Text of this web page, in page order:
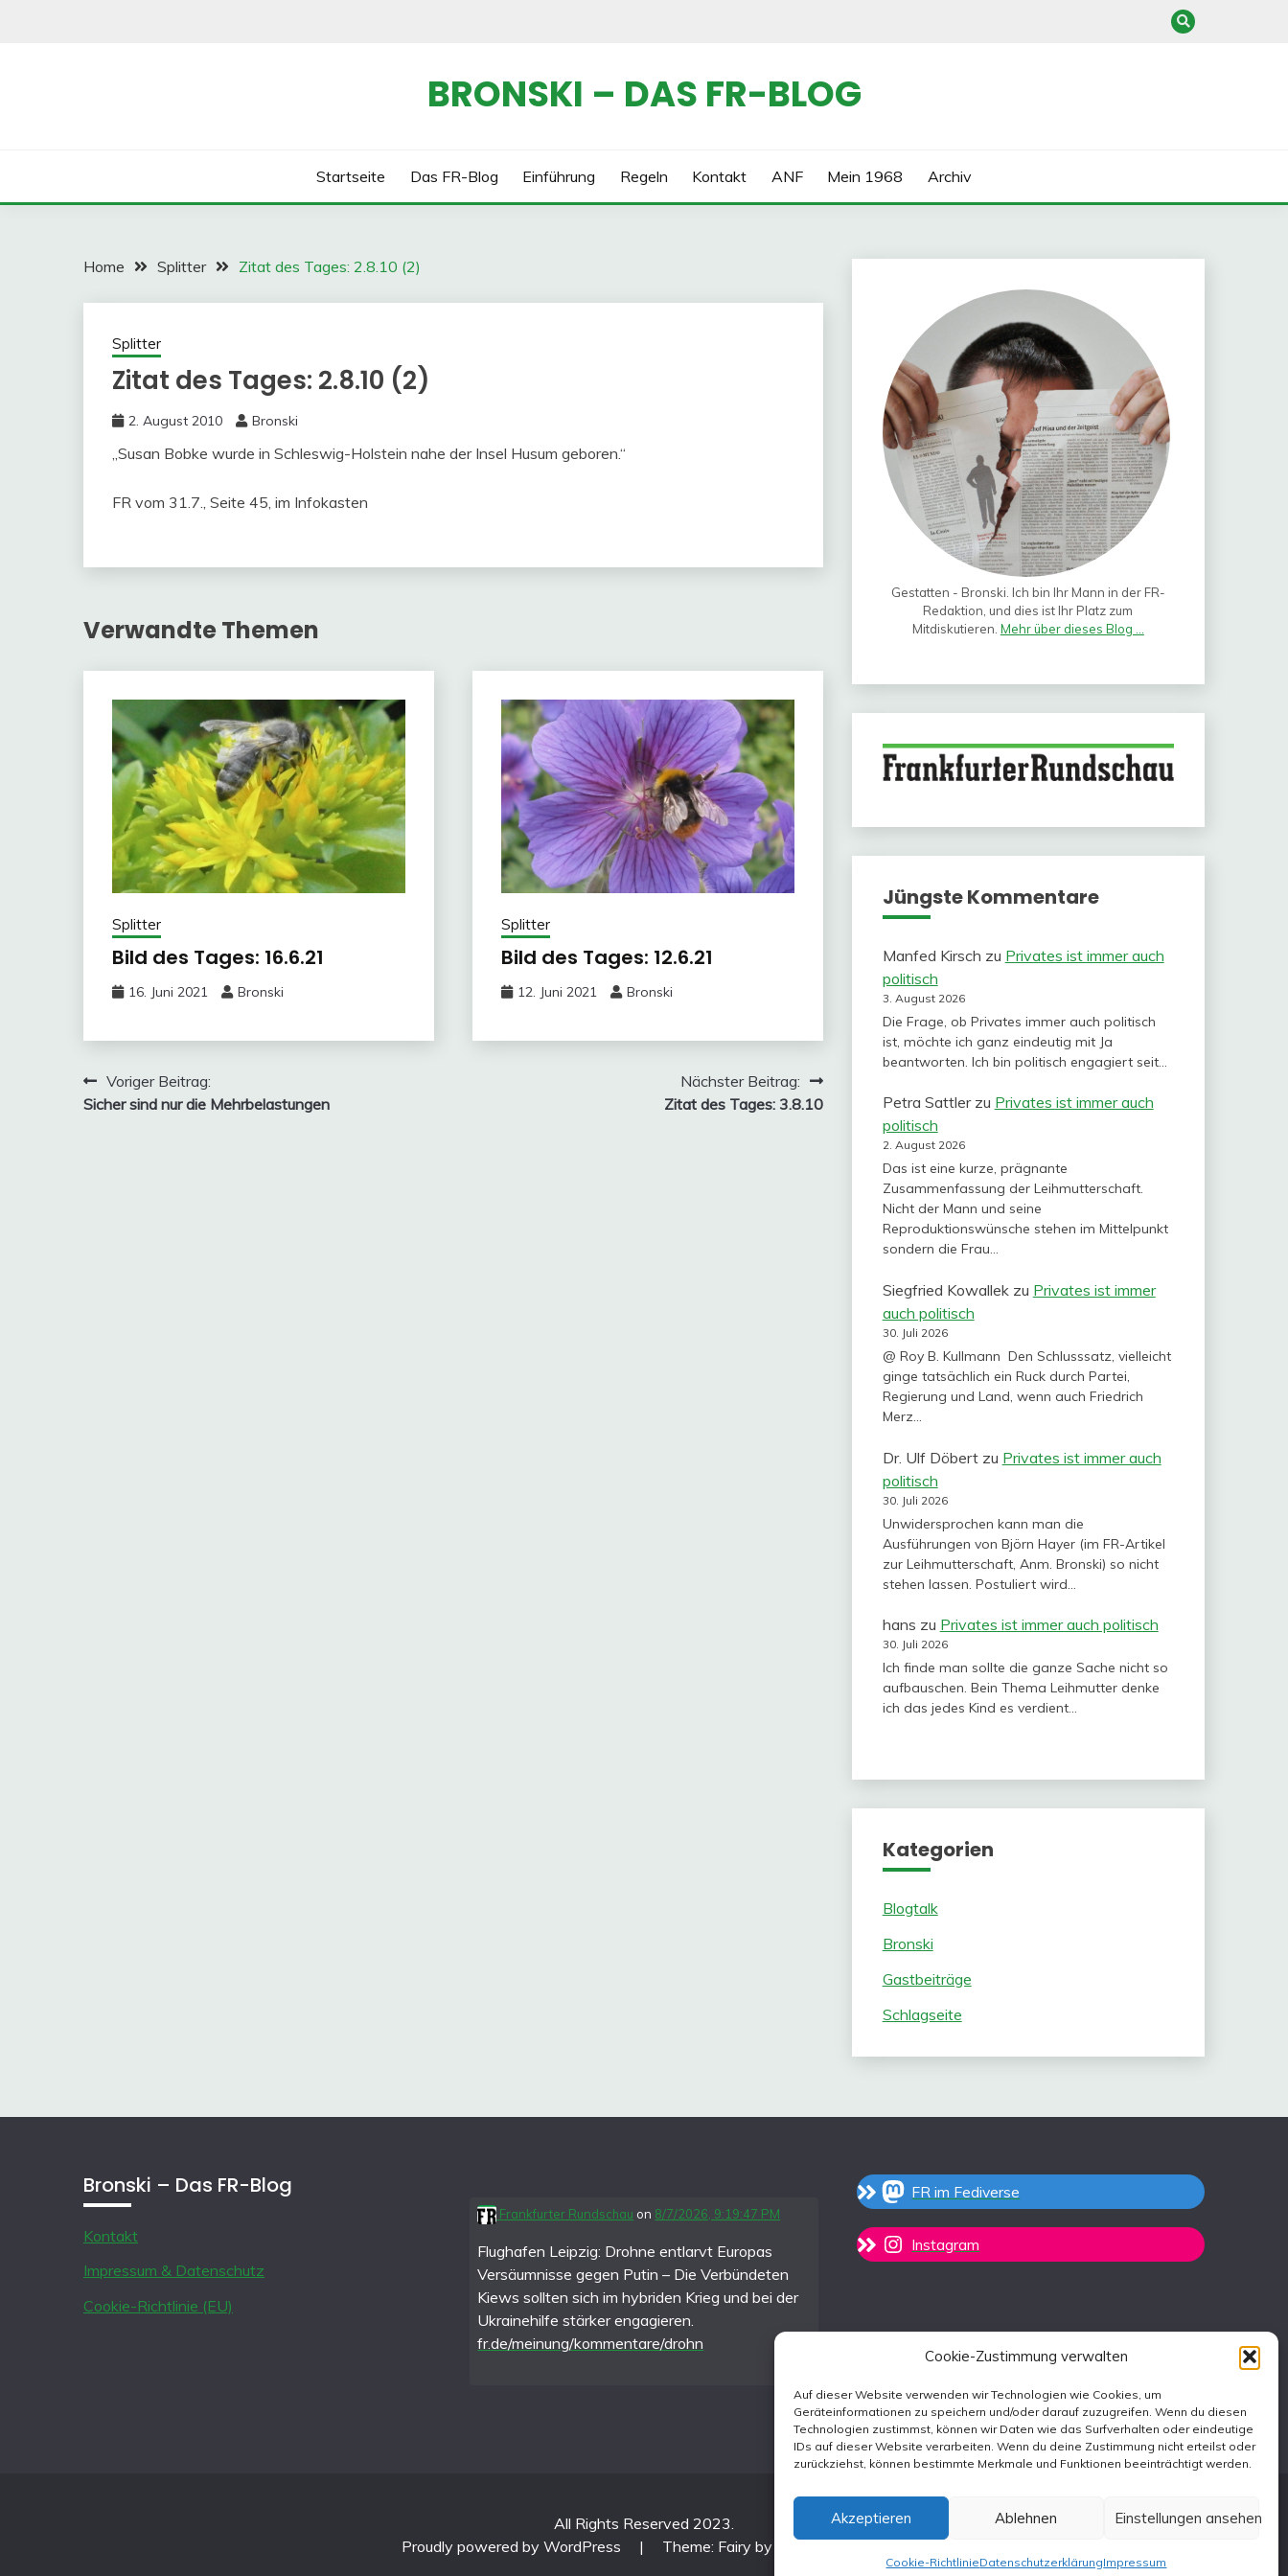
Cookie-Zustimmung verwalten
Auf dieser Website verwenden wir Technologien wie Cookies, um
Geräteinformationen zu speichern und/oder darauf zuzugreifen. Wenn du diesen
Technologien zustimmst, können wir Daten wie das Surfverhalten oder eindeutige
IDs auf dieser Website verarbeiten. Wenn du deine Zustimmung nicht erteilst oder
zurückziehst, können bestimmte Merkmale und Funktionen beeinträchtigt werden.
Akzeptieren Ablehnen Einstellungen ansehen
Cookie-RichtlinieDatenschutzerklärungImpressum
BRONSKI – DAS FR-BLOG
Startseite Das FR-Blog Einführung Regeln Kontakt ANF Mein 1968 Archiv
Home Splitter Zitat des Tages: 2.8.10 (2)
Splitter
Zitat des Tages: 2.8.10 (2)
2. August 2010 Bronski
„Susan Bobke wurde in Schleswig-Holstein nahe der Insel Husum geboren.“
FR vom 31.7., Seite 45, im Infokasten
Verwandte Themen
Splitter
Bild des Tages: 16.6.21
16. Juni 2021 Bronski
Splitter
Bild des Tages: 12.6.21
12. Juni 2021 Bronski
Beitragsnavigation
Voriger Beitrag:
Sicher sind nur die Mehrbelastungen
Nächster Beitrag:
Zitat des Tages: 3.8.10
Gestatten - Bronski. Ich bin Ihr Mann in der FR-
Redaktion, und dies ist Ihr Platz zum
Mitdiskutieren. Mehr über dieses Blog ...
Jüngste Kommentare
Manfed Kirsch zu Privates ist immer auch
politisch
3. August 2026
Die Frage, ob Privates immer auch politisch
ist, möchte ich ganz eindeutig mit Ja
beantworten. Ich bin politisch engagiert seit…
Petra Sattlerzu Privates ist immer auch
politisch
2. August 2026
Das ist eine kurze, prägnante
Zusammenfassung der Leihmutterschaft.
Nicht der Mann und seine
Reproduktionswünsche stehen im Mittelpunkt
sondern die Frau…
Siegfried Kowallekzu Privates ist immer
auch politisch
30. Juli 2026
@ Roy B. Kullmann Den Schlusssatz, vielleicht
ginge tatsächlich ein Ruck durch Partei,
Regierung und Land, wenn auch Friedrich
Merz…
Dr. Ulf Döbertzu Privates ist immer auch
politisch
30. Juli 2026
Unwidersprochen kann man die
Ausführungen von Björn Hayer (im FR-Artikel
zur Leihmutterschaft, Anm. Bronski) so nicht
stehen lassen. Postuliert wird…
hans zu Privates ist immer auch politisch
30. Juli 2026
Ich finde man sollte die ganze Sache nicht so
aufbauschen. Bein Thema Leihmutter denke
ich das jedes Kind es verdient…
Kategorien
Blogtalk
Bronski
Gastbeiträge
Schlagseite
Bronski – Das FR-Blog
Kontakt
Impressum & Datenschutz
Cookie-Richtlinie (EU)
Frankfurter Rundschau on 8/7/2026, 9:19:47 PM
Flughafen Leipzig: Drohne entlarvt Europas
Versäumnisse gegen Putin – Die Verbündeten
Kiews sollten sich im hybriden Krieg und bei der
Ukrainehilfe stärker engagieren.
fr.de/meinung/kommentare/drohn
FR im Fediverse
Instagram
All Rights Reserved 2023.
Proudly powered by WordPress
| Theme: Fairy by Candid Themes.